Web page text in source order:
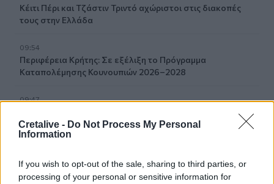
Cretalive - Do Not Process My Personal
Information
If you wish to opt-out of the sale, sharing to third parties, or
processing of your personal or sensitive information for
Κέιτι Πέρι και Τζάστιν Τριντό αχώριστοι στις διακοπές
τους στην Ελλάδα
09:54
Περιφέρεια Κρήτης: Σε εξέλιξη το Πρόγραμμα
Καταπολέμησης Κουνουπιών 2026–2028
09:47
γέφυρας Ξηροποτάμου
Τα ισχυρότερα και τα ασθενέστερα διαβατήρια στον
κόσμο το 2026